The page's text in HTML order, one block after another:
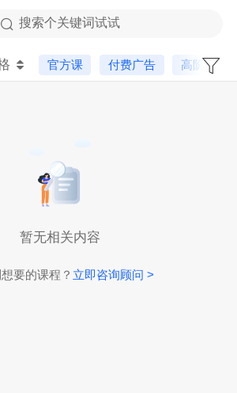
搜索个关键词试试
官方课 付费广告 高阶课
暂无相关内容
要的课程？ 立即咨询顾问 >